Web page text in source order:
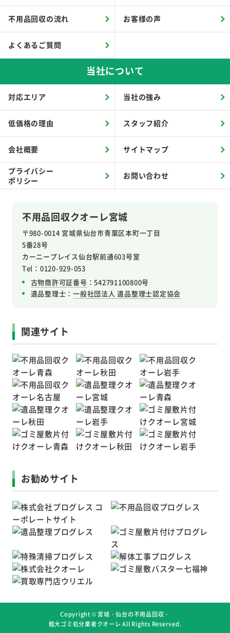
不用品回収クオーレ宮城
〒980-0014 宮城県仙台市青葉区本町一丁目
5番28号
カーニープレイス仙台駅前通603号室
Tel：0120-929-053
古物商許可証番号 ：542791100800号
遺品整理士： 一般社団法人 遺品整理士認定協会
不用品回収の流れ お客様の声
よくあるご質問
当社について
対応エリア 当社の強み
低価格の理由 スタッフ紹介
会社概要 サイトマップ
プライバシー
ポリシー
お問い合わせ
関連サイト
お勧めサイト
Copyright ©宮城・仙台の不用品回収・
粗大ゴミ処分業者クオーレ All Rights Reserved.